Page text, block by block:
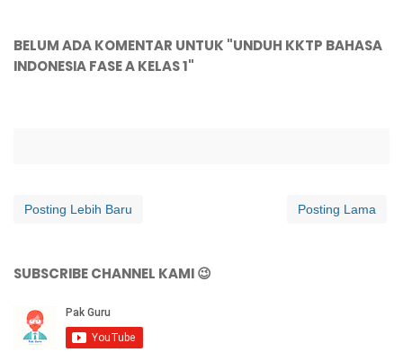
BELUM ADA KOMENTAR UNTUK "UNDUH KKTP BAHASA
INDONESIA FASE A KELAS 1"
Posting Lebih Baru Posting Lama
SUBSCRIBE CHANNEL KAMI 😉